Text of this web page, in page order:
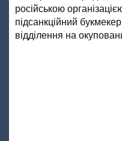
російською
підсанкційний
відділення на